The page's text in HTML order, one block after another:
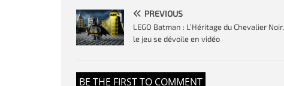
PREVIOUS
LEGO Batman : L’Héritage du Chevalier Noir,
le jeu se dévoile en vidéo
BE THE FIRST TO COMMENT